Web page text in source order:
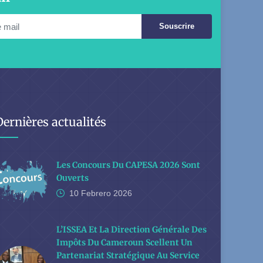
Souscrire
actualités
Les Concours Du CAPESA 2026 Sont
Ouverts
10 Febrero 2026
L’ISSEA Et La Direction Générale Des
Impôts Du Cameroun Scellent Un
Partenariat Stratégique Au Service